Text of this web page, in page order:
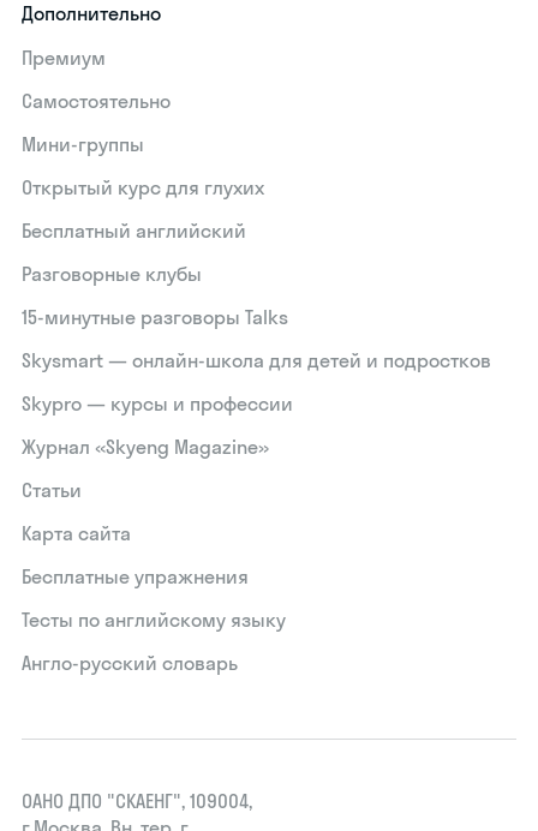
Дополнительно
Премиум
Самостоятельно
Мини-группы
Открытый курс для глухих
Бесплатный английский
Разговорные клубы
15‑минутные разговоры Talks
Skysmart — онлайн-школа для детей и подростков
Skypro — курсы и профессии
Журнал «Skyeng Magazine»
Статьи
Карта сайта
Бесплатные упражнения
Тесты по английскому языку
Англо-русский словарь
ОАНО ДПО "СКАЕНГ", 109004,